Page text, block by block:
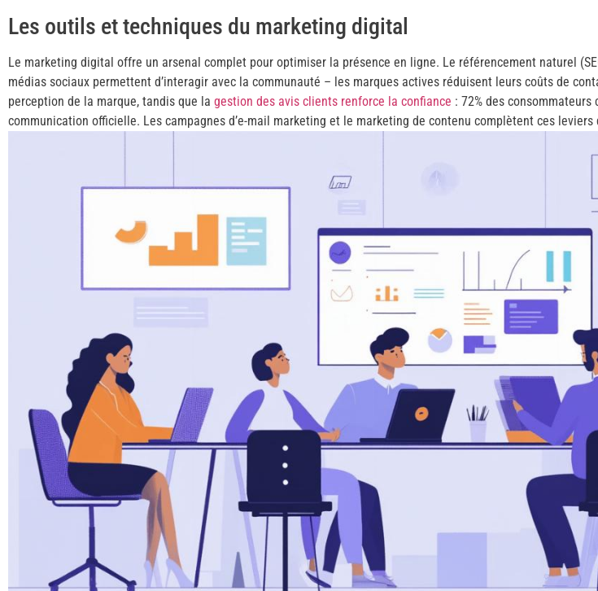
Les outils et techniques du marketing digital
Le marketing digital offre un arsenal complet pour optimiser la présence en ligne. Le référencement naturel
médias sociaux permettent d’interagir avec la communauté – les marques actives réduisent leurs coûts de
perception de la marque, tandis que la gestion des avis clients renforce la confiance : 72% des
communication officielle. Les campagnes d’e-mail marketing et le marketing de contenu complètent ces leviers